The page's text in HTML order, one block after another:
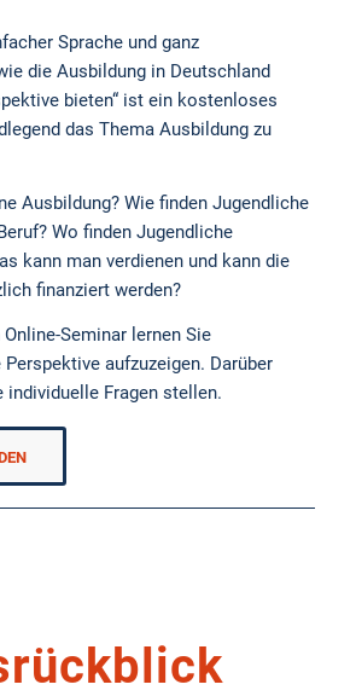
Sprache und ganz
die Ausbildung in Deutschland
bieten“ ist ein kostenloses
das Thema Ausbildung zu
Ausbildung? Wie finden Jugendliche
Wo finden Jugendliche
kann man verdienen und kann die
finanziert werden?
Seminar lernen Sie
aufzuzeigen. Darüber
individuelle Fragen stellen.